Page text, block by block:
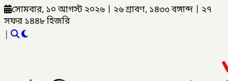
সোমবার, ১০ আগস্ট ২০২৬ ২৬ শ্রাবণ, ১৪৩৩ বঙ্গাব্দ
২৭
সফর ১৪৪৮ হিজরি
|